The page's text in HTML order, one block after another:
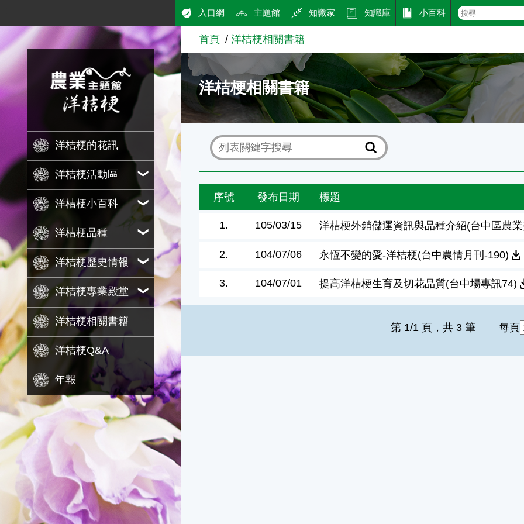
跳到主要內容
農業知識入口網
洋桔梗的花訊
洋桔梗活動區
洋桔梗小百科
洋桔梗品種
洋桔梗歷史情報
洋桔梗專業殿堂
洋桔梗相關書籍
洋桔梗Q&A
年報
入口網 主題館 知識家 知識庫 小百科
首頁 洋桔梗相關書籍
洋桔梗相關書籍
序號 發布日期 標題
1. 105/03/15 洋桔梗外銷儲運資訊與品種介紹(台中區農
2. 104/07/06 永恆不變的愛-洋桔梗(台中農情月刊-190)
3. 104/07/01 提高洋桔梗生育及切花品質(台中場專訊74)
第 1/1 頁，共 3 筆 每頁